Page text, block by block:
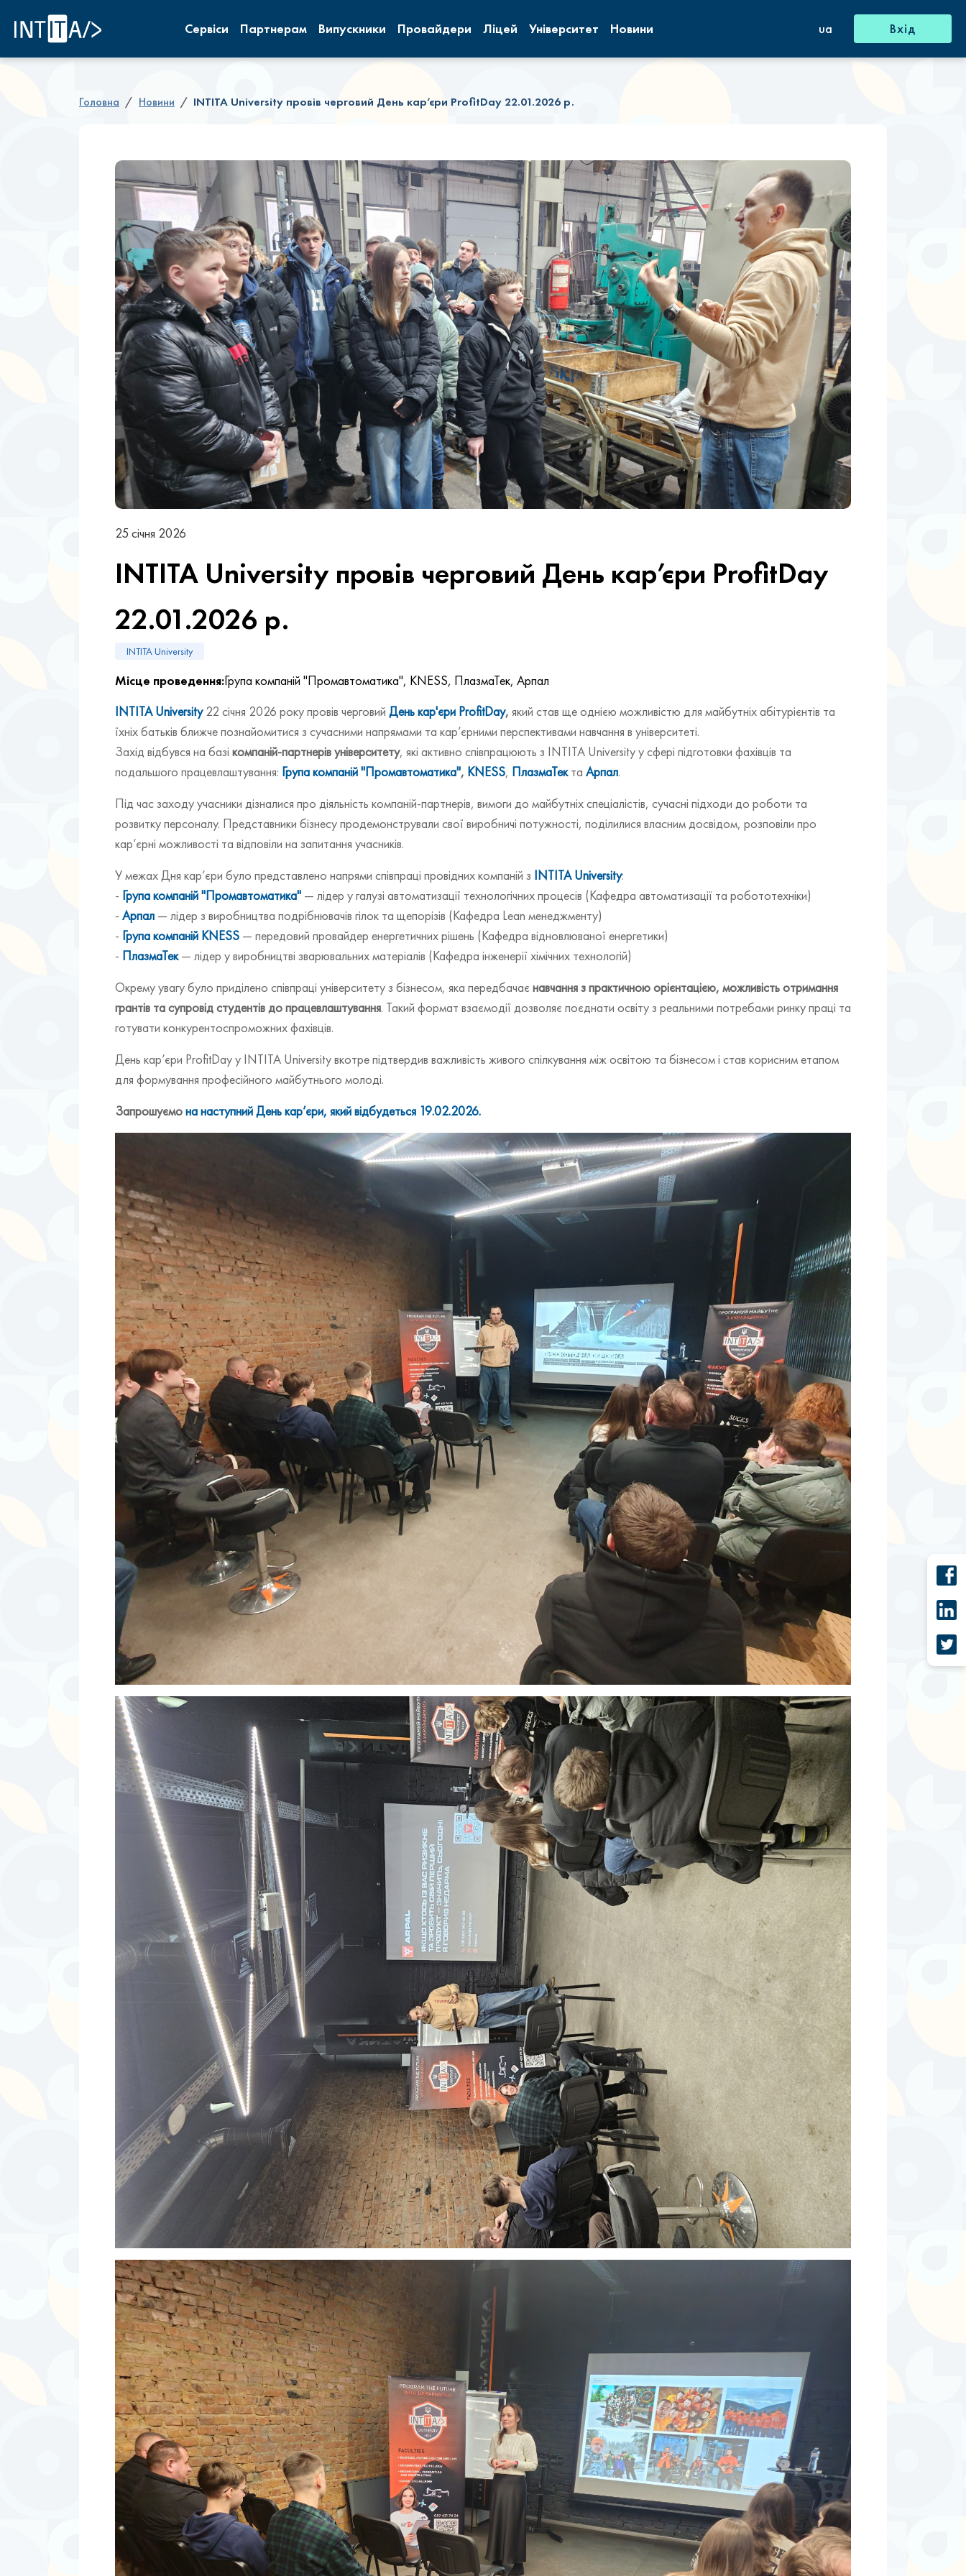
Сервіси Партнерам Випускники Провайдери Ліцей Університет Новини ua Вхід
Головна Новини INTITA University провів черговий День кар’єри ProfitDay 22.01.2026 р.
25 січня 2026
INTITA University провів черговий День кар’єри ProfitDay
22.01.2026 р.
INTITA University
Місце проведення:Група компаній "Промавтоматика", KNESS, ПлазмаТек, Арпал
INTITA University 22 січня 2026 року провів черговий День кар'єри ProfitDay, який став ще однією можливістю для майбутніх абітурієнтів та
їхніх батьків ближче познайомитися з сучасними напрямами та кар’єрними перспективами навчання в університеті.
Захід відбувся на базі компаній-партнерів університету, які активно співпрацюють з INTITA University у сфері підготовки фахівців та
подальшого працевлаштування: Група компаній "Промавтоматика", KNESS, ПлазмаТекта Арпал.
Під час заходу учасники дізналися про діяльність компаній-партнерів, вимоги до майбутніх спеціалістів, сучасні підходи до роботи та
розвитку персоналу. Представники бізнесу продемонстрували свої виробничі потужності, поділилися власним досвідом, розповіли про
кар’єрні можливості та відповіли на запитання учасників.
У межах Дня кар’єри було представлено напрями співпраці провідних компаній з INTITA University:
- Група компаній "Промавтоматика" — лідер у галузі автоматизації технологічних процесів (Кафедра автоматизації та робототехніки)
- Арпал — лідер з виробництва подрібнювачів гілок та щепорізів (Кафедра Lean менеджменту)
- Група компаній KNESS — передовий провайдер енергетичних рішень (Кафедра відновлюваної енергетики)
- ПлазмаТек— лідер у виробництві зварювальних матеріалів (Кафедра інженерії хімічних технологій)
Окрему увагу було приділено співпраці університету з бізнесом, яка передбачає навчання з практичною орієнтацією, можливість отримання
грантів та супровід студентів до працевлаштування. Такий формат взаємодії дозволяє поєднати освіту з реальними потребами ринку праці та
готувати конкурентоспроможних фахівців.
День кар’єри ProfitDay у INTITA University вкотре підтвердив важливість живого спілкування між освітою та бізнесом і став корисним етапом
для формування професійного майбутнього молоді.
Запрошуємона наступний День кар’єри, який відбудеться 19.02.2026.